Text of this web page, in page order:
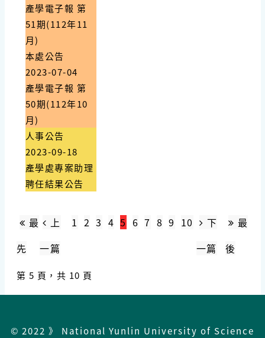
產學電子報 第
51期(112年11
月)
本處公告
2023-07-04
產學電子報 第
50期(112年10
月)
人事公告
2023-09-18
產學處專案助理
聘任結果公告
最
先
上
一篇
1 2 3 4 5 6 7 8 9 10
下
一篇
最
後
第 5 頁，共 10 頁
© 2022 》 National Yunlin University of Science